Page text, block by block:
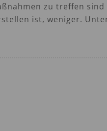
zu treffen
ist, weniger.